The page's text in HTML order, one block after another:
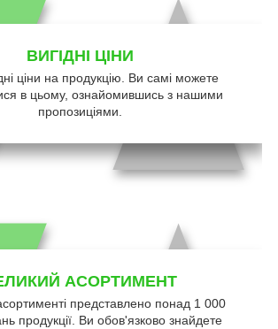
ВИГІДНІ ЦІНИ
ціни на продукцію. Ви самі можете
в цьому, ознайомившись з нашими
пропозиціями.
АСОРТИМЕНТ
представлено понад 1 000
продукції. Ви обов'язково знайдете